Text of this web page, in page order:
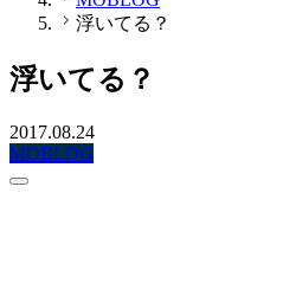
浮いてる？
浮いてる？
2017.08.24
MOBLOG